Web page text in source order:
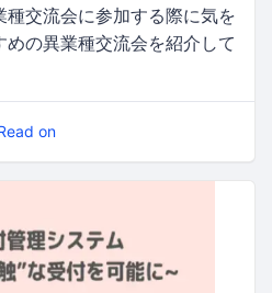
種交流会に参加する際に気を
の異業種交流会を紹介して
on